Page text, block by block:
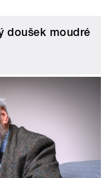
doušek moudré